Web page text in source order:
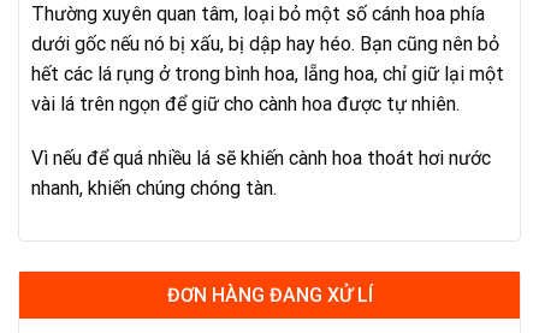
Thường xuyên quan tâm, loại bỏ một số cánh hoa phía
dưới gốc nếu nó bị xấu, bị dập hay héo. Bạn cũng nên bỏ
hết các lá rụng ở trong bình hoa, lẵng hoa, chỉ giữ lại một
vài lá trên ngọn để giữ cho cành hoa được tự nhiên.
Vì nếu để quá nhiều lá sẽ khiến cành hoa thoát hơi nước
nhanh, khiến chúng chóng tàn.
ĐƠN HÀNG ĐANG XỬ LÍ